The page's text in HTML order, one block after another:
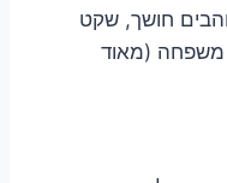
חושך, שקט
משפחה (מאוד